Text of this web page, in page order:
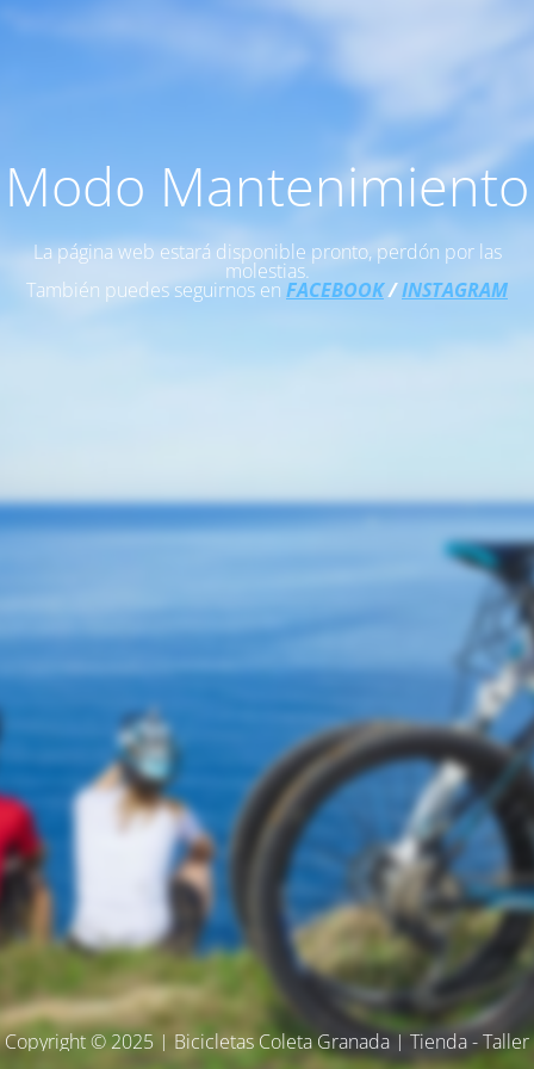
Modo Mantenimiento
La página web estará disponible pronto, perdón por las
molestias.
También puedes seguirnos en FACEBOOK/INSTAGRAM
Copyright © 2025 | Bicicletas Coleta Granada | Tienda - Taller